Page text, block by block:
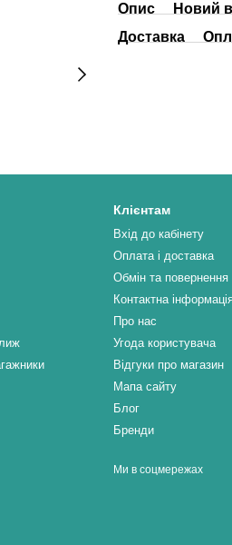
Опис
Новий
Доставка
Клієнтам
Вхід до кабінету
Оплата і доставка
Обмін та повернення
Контактна
Про нас
Угода користувача
Відгуки про магазин
Мапа сайту
Блог
Бренди
Ми в соцмережах